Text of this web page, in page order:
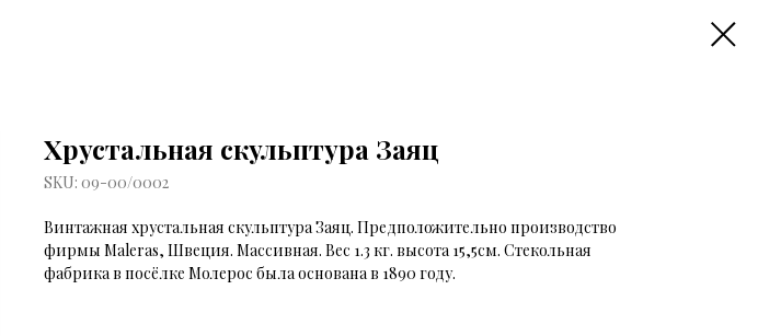
Хрустальная скульптура Заяц
SKU: 09-00/0002
Винтажная хрустальная скульптура Заяц. Предположительно производство
фирмы Maleras, Швеция. Массивная. Вес 1.3 кг. высота 15,5см. Стекольная
фабрика в посёлке Молерос была основана в 1890 году.